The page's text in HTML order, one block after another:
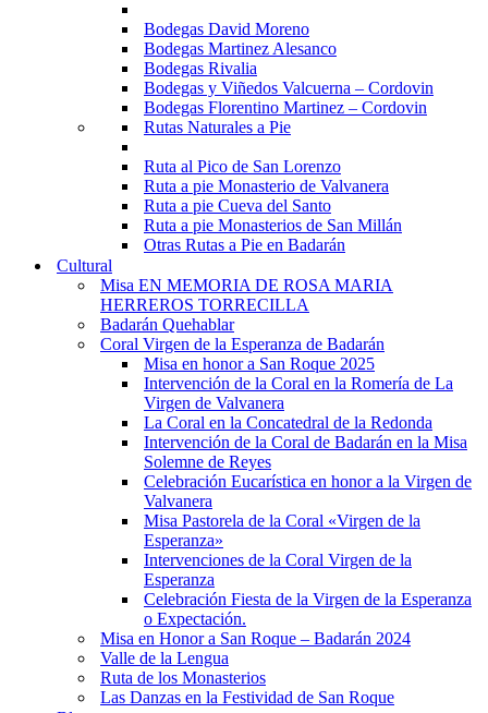
Bodegas David Moreno
Bodegas Martinez Alesanco
Bodegas Rivalia
Bodegas y Viñedos Valcuerna – Cordovin
Bodegas Florentino Martinez – Cordovin
Rutas Naturales a Pie
Ruta al Pico de San Lorenzo
Ruta a pie Monasterio de Valvanera
Ruta a pie Cueva del Santo
Ruta a pie Monasterios de San Millán
Otras Rutas a Pie en Badarán
Cultural
Misa EN MEMORIA DE ROSA MARIA
HERREROS TORRECILLA
Badarán Quehablar
Coral Virgen de la Esperanza de Badarán
Misa en honor a San Roque 2025
Intervención de la Coral en la Romería de La
Virgen de Valvanera
La Coral en la Concatedral de la Redonda
Intervención de la Coral de Badarán en la Misa
Solemne de Reyes
Celebración Eucarística en honor a la Virgen de
Valvanera
Misa Pastorela de la Coral «Virgen de la
Esperanza»
Intervenciones de la Coral Virgen de la
Esperanza
Celebración Fiesta de la Virgen de la Esperanza
o Expectación.
Misa en Honor a San Roque – Badarán 2024
Valle de la Lengua
Ruta de los Monasterios
Las Danzas en la Festividad de San Roque